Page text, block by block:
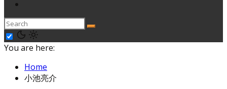
You are here:
Home
小池亮介